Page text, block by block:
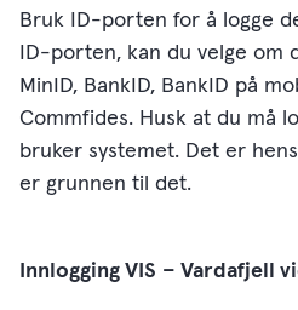
Bruk ID-porten for å logge
ID-porten, kan du velge om
MinID, BankID, BankID på
Commfides. Husk at du må
bruker systemet. Det er
er grunnen til det.
Innlogging VIS – Vardafjell